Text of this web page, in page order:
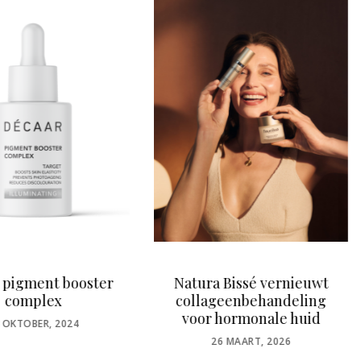
Bissé vernieuwt
hormonale huid
Le Gommage Corps Élat
by Absolution
POSTED
ON
19 SEPTEMBER, 2022